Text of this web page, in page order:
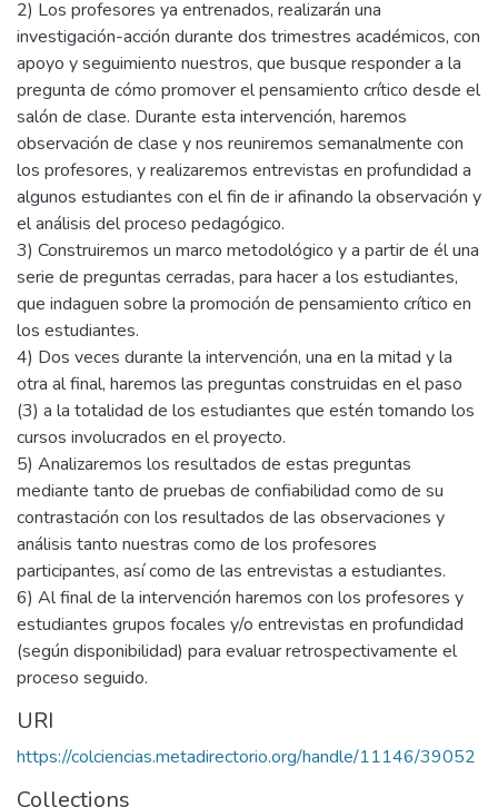
2) Los profesores ya entrenados, realizarán una
investigación-acción durante dos trimestres académicos, con
apoyo y seguimiento nuestros, que busque responder a la
pregunta de cómo promover el pensamiento crítico desde el
salón de clase. Durante esta intervención, haremos
observación de clase y nos reuniremos semanalmente con
los profesores, y realizaremos entrevistas en profundidad a
algunos estudiantes con el fin de ir afinando la observación y
el análisis del proceso pedagógico.
3) Construiremos un marco metodológico y a partir de él una
serie de preguntas cerradas, para hacer a los estudiantes,
que indaguen sobre la promoción de pensamiento crítico en
los estudiantes.
4) Dos veces durante la intervención, una en la mitad y la
otra al final, haremos las preguntas construidas en el paso
(3) a la totalidad de los estudiantes que estén tomando los
cursos involucrados en el proyecto.
5) Analizaremos los resultados de estas preguntas
mediante tanto de pruebas de confiabilidad como de su
contrastación con los resultados de las observaciones y
análisis tanto nuestras como de los profesores
participantes, así como de las entrevistas a estudiantes.
6) Al final de la intervención haremos con los profesores y
estudiantes grupos focales y/o entrevistas en profundidad
(según disponibilidad) para evaluar retrospectivamente el
proceso seguido.
URI
https://colciencias.metadirectorio.org/handle/11146/39052
Collections